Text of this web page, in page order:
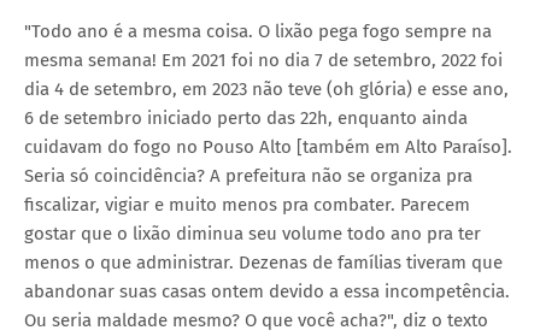
"Todo ano é a mesma coisa. O lixão pega fogo sempre na
mesma semana! Em 2021 foi no dia 7 de setembro, 2022 foi
dia 4 de setembro, em 2023 não teve (oh glória) e esse ano,
6 de setembro iniciado perto das 22h, enquanto ainda
cuidavam do fogo no Pouso Alto [também em Alto Paraíso].
Seria só coincidência? A prefeitura não se organiza pra
fiscalizar, vigiar e muito menos pra combater. Parecem
gostar que o lixão diminua seu volume todo ano pra ter
menos o que administrar. Dezenas de famílias tiveram que
abandonar suas casas ontem devido a essa incompetência.
Ou seria maldade mesmo? O que você acha?", diz o texto